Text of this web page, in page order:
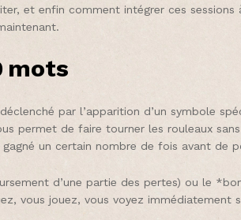
et enfin comment intégrer ces
mots
par l’apparition d’un symbole
permet de faire tourner les rouleaux
un certain nombre de fois avant de
d’une partie des pertes) ou le
vous jouez, vous voyez immédiatement